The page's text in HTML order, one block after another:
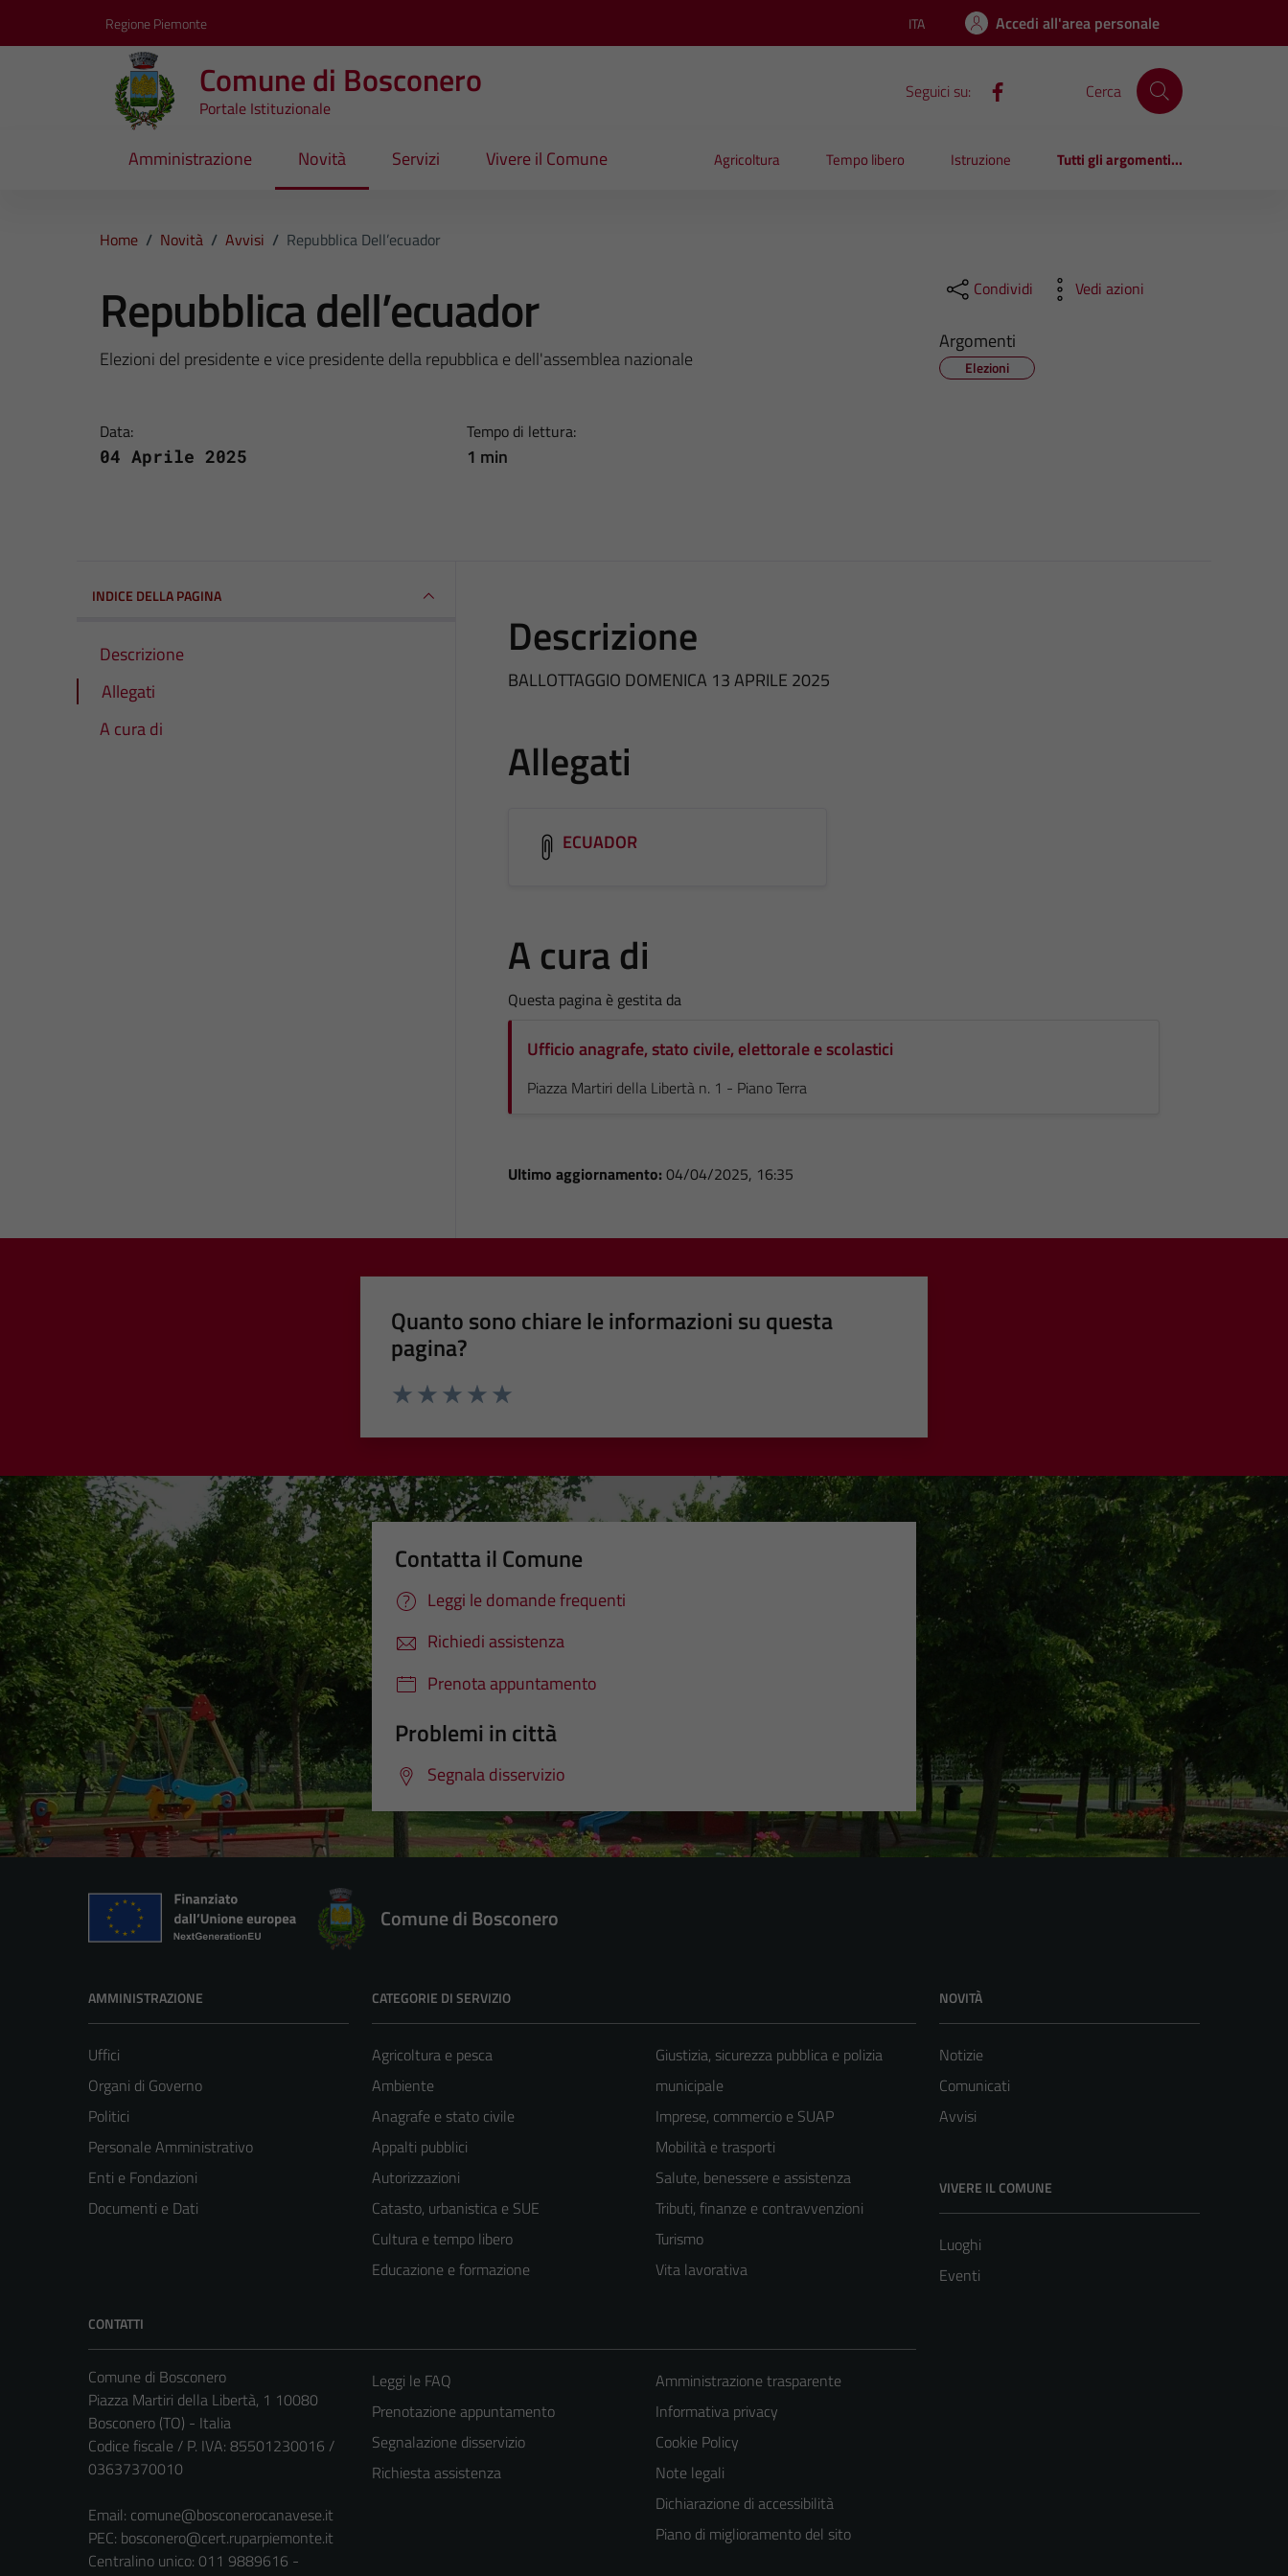
Regione Piemonte Lingua attiva:
ITA Accedi all'area personale
Comune di Bosconero
Portale Istituzionale
Seguici su: Cerca
Amministrazione Novità Servizi Vivere il Comune Agricoltura Tempo libero Istruzione Tutti gli argomenti...
Home / Novità / Avvisi / Repubblica Dell’ecuador
Repubblica dell’ecuador
Elezioni del presidente e vice presidente della repubblica e dell'assemblea nazionale
Data:
04 Aprile 2025
Tempo di lettura:
1 min
Condividi Vedi azioni
Argomenti
Elezioni
INDICE DELLA PAGINA
Descrizione
Allegati
A cura di
Descrizione
BALLOTTAGGIO DOMENICA 13 APRILE 2025
Allegati
ECUADOR
A cura di
Questa pagina è gestita da
Ufficio anagrafe, stato civile, elettorale e scolastici
Piazza Martiri della Libertà n. 1 - Piano Terra
Ultimo aggiornamento: 04/04/2025, 16:35
Quanto sono chiare le informazioni su questa
pagina?
Contatta il Comune
Leggi le domande frequenti
Richiedi assistenza
Prenota appuntamento
Problemi in città
Segnala disservizio
Comune di Bosconero
AMMINISTRAZIONE
Uffici
Organi di Governo
Politici
Personale Amministrativo
Enti e Fondazioni
Documenti e Dati
CATEGORIE DI SERVIZIO
Agricoltura e pesca
Ambiente
Anagrafe e stato civile
Appalti pubblici
Autorizzazioni
Catasto, urbanistica e SUE
Cultura e tempo libero
Educazione e formazione
Giustizia, sicurezza pubblica e polizia
municipale
Imprese, commercio e SUAP
Mobilità e trasporti
Salute, benessere e assistenza
Tributi, finanze e contravvenzioni
Turismo
Vita lavorativa
NOVITÀ
Notizie
Comunicati
Avvisi
VIVERE IL COMUNE
Luoghi
Eventi
CONTATTI
Comune di Bosconero
Piazza Martiri della Libertà, 1 10080
Bosconero (TO) - Italia
Codice fiscale / P. IVA: 85501230016 /
03637370010
Email: comune@bosconerocanavese.it
PEC: bosconero@cert.ruparpiemonte.it
Centralino unico: 011 9889616 -
Leggi le FAQ
Prenotazione appuntamento
Segnalazione disservizio
Richiesta assistenza
Amministrazione trasparente
Informativa privacy
Cookie Policy
Note legali
Dichiarazione di accessibilità
Piano di miglioramento del sito